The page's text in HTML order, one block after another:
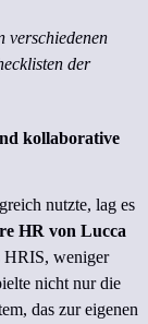
verschiedenen
der
kollaborative
nutzte, lag es
HR von Lucca
HRIS, weniger
nicht nur die
das zur eigenen